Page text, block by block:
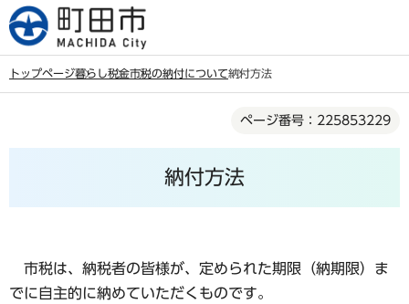
こ
の
トップページ暮らし税金市税の納付について納付方法
ページ番号：225853229
納付方法
市税は、納税者の皆様が、定められた期限（納期限）ま
でに自主的に納めていただくものです。